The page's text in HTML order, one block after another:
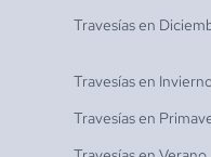
Travesías en
Travesías en
Travesías en